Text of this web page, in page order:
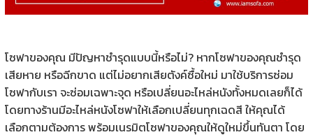
โซฟาของคุณ มีปัญหาชำรุดแบบนี้หรือไม่? หากโซฟาของคุณชำรุด
เสียหาย หรือฉีกขาด แต่ไม่อยากเสียตังค์ซื้อใหม่ มาใช้บริการซ่อม
โซฟากับเรา จะซ่อมเฉพาะจุด หรือเปลี่ยนอะไหล่หนังทั้งหมดเลยก็ได้
โดยทางร้านมีอะไหล่หนังโซฟาให้เลือกเปลี่ยนทุกเฉดสี ให้คุณได้
เลือกตามต้องการ พร้อมเนรมิตโซฟาของคุณให้ดูใหม่ขึ้นทันตา โดย